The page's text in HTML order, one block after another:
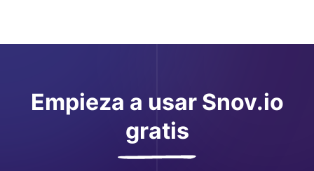
Empieza a usar Snov.io
gratis